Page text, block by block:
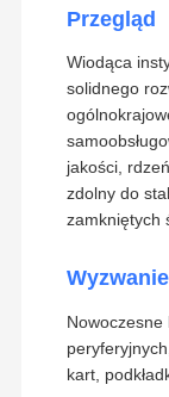
Przegląd
Wiodąca
solidnego
jakości,
zdolny do
zamkniętych
Wyzwanie
Nowoczesne
kart,